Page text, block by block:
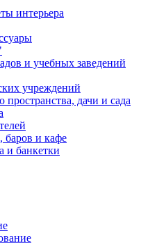
интерьера
и учебных заведений
учреждений
пространства, дачи и сада
баров и кафе
и банкетки